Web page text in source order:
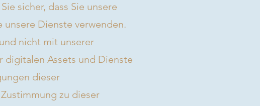
sicher, dass Sie unsere
unsere Dienste verwenden.
nicht mit unserer
digitalen Assets und Dienste
dieser
zu dieser